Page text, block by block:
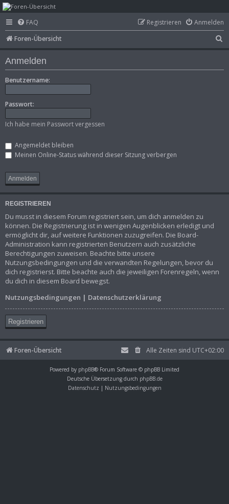
mega-hz - classic
computer &
electronics
FAQ Anmelden
Registrieren
Foren-Übersicht
u
Anmelden
Benutzername:
Passwort:
Ich habe mein Passwort vergessen
Angemeldet bleiben
Meinen Online-Status während dieser Sitzung verbergen
REGISTRIEREN
Du musst in diesem Forum registriert sein, um dich anmelden zu
können. Die Registrierung ist in wenigen Augenblicken erledigt und
ermöglicht dir, auf weitere Funktionen zuzugreifen. Die Board-
Administration kann registrierten Benutzern auch zusätzliche
Berechtigungen zuweisen. Beachte bitte unsere
Nutzungsbedingungen und die verwandten Regelungen, bevor du
dich registrierst. Bitte beachte auch die jeweiligen Forenregeln, wenn
du dich in diesem Board bewegst.
Nutzungsbedingungen | Datenschutzerklärung
Registrieren
Foren-Übersicht Alle Zeiten sind UTC+02:00
Powered by phpBB® Forum Software © phpBB Limited
Deutsche Übersetzung durch phpBB.de
Datenschutz | Nutzungsbedingungen